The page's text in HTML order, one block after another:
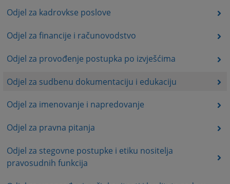
Odjel za kadrovkse poslove
Odjel za financije i računovodstvo
Odjel za provođenje postupka po izvješćima
Odjel za sudbenu dokumentaciju i edukaciju
Odjel za imenovanje i napredovanje
Odjel za pravna pitanja
Odjel za stegovne postupke i etiku nositelja
pravosudnih funkcija